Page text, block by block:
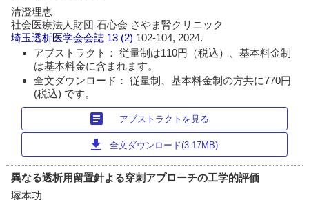
清澄理恵
社会医療法人財団 石心会 さやま腎クリニック
埼玉透析医学会会誌 13 (2) 102-104, 2024.
アブストラクト： 従量制は110円（税込）、基本料金制
は基本料金に含まれます。
全文ダウンロード： 従量制、基本料金制の方共に770円
(税込) です。
article アブストラクトを見る
download 全文ダウンロード(3.17MB)
異なる透析用留置針よる穿刺アプローチの工学的評価
塚本功